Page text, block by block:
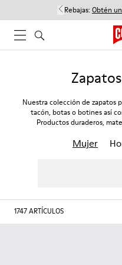
Rebajas: Obtén
Nuestra colección de zapatos
tacón, botas o botines así
Productos duraderos,
Mujer
1747ARTÍCULOS